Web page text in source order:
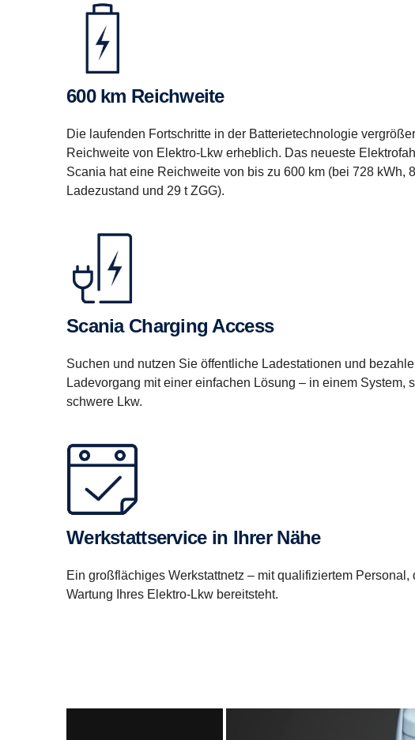
600 km Reichweite
Die laufenden Fortschritte in der Batterietechnologie
Reichweite von Elektro-Lkw erheblich. Das neueste
Scania hat eine Reichweite von bis zu 600 km (bei 728 kWh,
Ladezustand und 29 t ZGG).
Scania Charging Access
Suchen und nutzen Sie öffentliche Ladestationen und
Ladevorgang mit einer einfachen Lösung – in einem System,
schwere Lkw.
Werkstattservice in Ihrer Nähe
Ein großflächiges Werkstattnetz – mit qualifiziertem Personal,
Wartung Ihres Elektro-Lkw bereitsteht.